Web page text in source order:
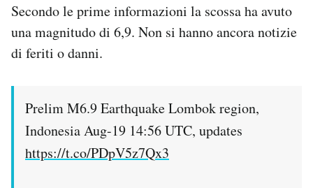
Notifiche mobile
Regala il Post
Hai bisogno di aiuto?
Secondo le prime informazioni la scossa ha avuto
una magnitudo di 6,9. Non si hanno ancora notizie
di feriti o danni.
Prelim M6.9 Earthquake Lombok region,
Indonesia Aug-19 14:56 UTC, updates
https://t.co/PDpV5z7Qx3